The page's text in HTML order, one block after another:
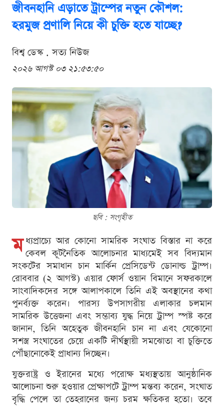
জীবনহানি এড়াতে ট্রাম্পের নতুন কৌশল:
হরমুজ প্রণালি নিয়ে কী চুক্তি হতে যাচ্ছে?
বিশ্ব ডেস্ক . সত্য নিউজ
২০২৬ আগস্ট ০৩ ২১:৫৩:৫০
ছবি : সংগৃহীত
ম ধ্যপ্রাচ্যে আর কোনো সামরিক সংঘাত বিস্তার না করে
কেবল কূটনৈতিক আলোচনার মাধ্যমেই সব বিদ্যমান
সংকটের সমাধান চান মার্কিন প্রেসিডেন্ট ডোনাল্ড ট্রাম্প।
রোববার (২ আগস্ট) এয়ার ফোর্স ওয়ান বিমানে সফরকালে
সাংবাদিকদের সঙ্গে আলাপকালে তিনি এই অবস্থানের কথা
পুনর্ব্যক্ত করেন। পারস্য উপসাগরীয় এলাকার চলমান
সামরিক উত্তেজনা এবং সম্ভাব্য যুদ্ধ নিয়ে ট্রাম্প স্পষ্ট করে
জানান, তিনি অহেতুক জীবনহানি চান না এবং যেকোনো
সশস্ত্র সংঘাতের চেয়ে একটি দীর্ঘস্থায়ী সমঝোতা বা চুক্তিতে
পৌঁছানোকেই প্রাধান্য দিচ্ছেন।
যুক্তরাষ্ট্র ও ইরানের মধ্যে পরোক্ষ মধ্যস্থতায় আনুষ্ঠানিক
আলোচনা শুরু হওয়ার প্রেক্ষাপটে ট্রাম্প মন্তব্য করেন, সংঘাত
বৃদ্ধি পেলে তা তেহরানের জন্য চরম ক্ষতিকর হতো। তবে